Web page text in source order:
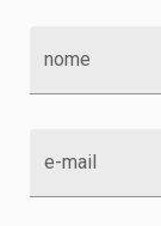
nome
e-mail